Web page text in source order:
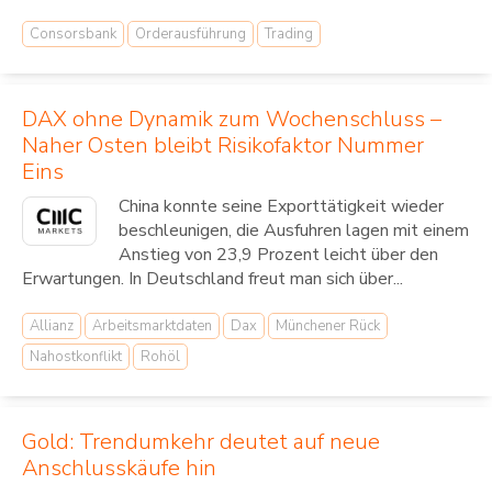
Consorsbank Orderausführung Trading
DAX ohne Dynamik zum Wochenschluss –
Naher Osten bleibt Risikofaktor Nummer
Eins
China konnte seine Exporttätigkeit wieder
beschleunigen, die Ausfuhren lagen mit einem
Anstieg von 23,9 Prozent leicht über den
Erwartungen. In Deutschland freut man sich über...
Allianz Arbeitsmarktdaten Dax
Münchener Rück
Nahostkonflikt
Rohöl
Gold: Trendumkehr deutet auf neue
Anschlusskäufe hin